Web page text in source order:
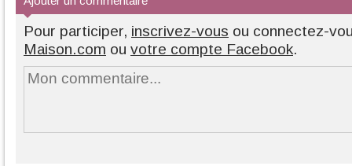
Pour participer, inscrivez-vous ou connectez-
Maison.com ou votre compte Facebook.